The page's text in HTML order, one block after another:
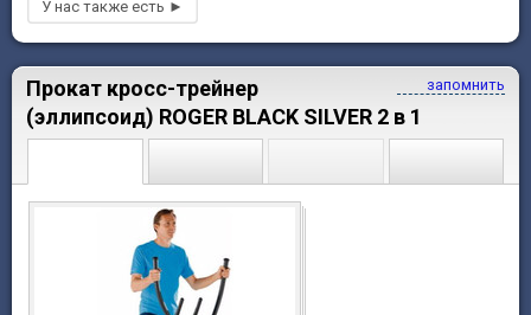
запомнить
Прокат кросс-трейнер
(эллипсоид) ROGER BLACK SILVER 2 в 1